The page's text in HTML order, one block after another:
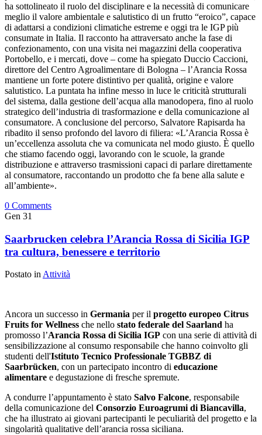
ha sottolineato il ruolo del disciplinare e la necessità di comunicare
meglio il valore ambientale e salutistico di un frutto “eroico”, capace
di adattarsi a condizioni climatiche estreme e oggi tra le IGP più
consumate in Italia. Il racconto ha attraversato anche la fase di
confezionamento, con una visita nei magazzini della cooperativa
Portobello, e i mercati, dove – come ha spiegato Duccio Caccioni,
direttore del Centro Agroalimentare di Bologna – l’Arancia Rossa
mantiene un forte potere distintivo per qualità, origine e valore
salutistico. La puntata ha infine messo in luce le criticità strutturali
del sistema, dalla gestione dell’acqua alla manodopera, fino al ruolo
strategico dell’industria di trasformazione e della comunicazione al
consumatore. A conclusione del percorso, Salvatore Rapisarda ha
ribadito il senso profondo del lavoro di filiera: «L’Arancia Rossa è
un’eccellenza assoluta che va comunicata nel modo giusto. È quello
che stiamo facendo oggi, lavorando con le scuole, la grande
distribuzione e attraverso trasmissioni capaci di parlare direttamente
al consumatore, raccontando un prodotto che fa bene alla salute e
all’ambiente».
0 Comments
Gen 31
Saarbrucken celebra l’Arancia Rossa di Sicilia IGP
tra cultura, benessere e territorio
Postato in Attività
Ancora un successo in Germania per il progetto europeo Citrus
Fruits for Wellness che nello stato federale del Saarland ha
promosso l’Arancia Rossa di Sicilia IGP con una serie di attività di
sensibilizzazione al consumo responsabile che hanno coinvolto gli
studenti dell'Istituto Tecnico Professionale TGBBZ di
Saarbrücken, con un partecipato incontro di educazione
alimentare e degustazione di fresche spremute.
A condurre l’appuntamento è stato Salvo Falcone, responsabile
della comunicazione del Consorzio Euroagrumi di Biancavilla,
che ha illustrato ai giovani partecipanti le peculiarità del progetto e la
singolarità qualitative dell’arancia rossa siciliana.